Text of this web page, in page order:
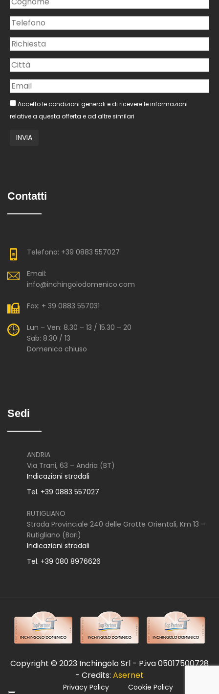
Accetto le condizioni generali e di ricevere le informazioni
relative a questa offerta e ad altre similari
Contatti
Telefono: +39 0883 557027
Email:
info@inchingolodomenico.com
Fax: + 39 0883 557031
Lun – Ven: 8.30 – 13 / 15.30 – 20
Sab: 8.30 / 13
Domenica chiuso
Sedi
ANDRIA
Via Trani, 63 – Andria (BT)
Indicazioni stradali
Tel. +39 0883 557027
RUTIGLIANO
Strada Provinciale 240 delle Grotte Orientali, Km 13 –
Rutigliano (Bari)
Indicazioni stradali
Tel. +39 080 8976626
Copyright © 2023 Inchingolo Srl - P.iva 05017500728
- Credits: Asernet
Privacy Policy Cookie Policy